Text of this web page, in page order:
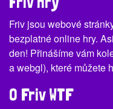
Friv jsou webové
bezplatné online hry.
den! Přinášíme vám
a webgl), které můžete
O Friv WTF